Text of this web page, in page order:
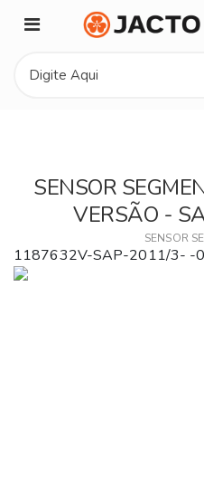
SENSOR
VERSÃO -
SENSOR
1187632V-SAP-2011/3- -0